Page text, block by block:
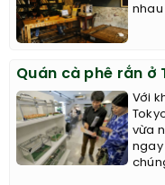
nhau
Quán cà phê rắn ở
Với
vừa
ngay